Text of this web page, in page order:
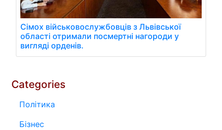
Сімох військовослужбовців з Львівської
області отримали посмертні нагороди у
вигляді орденів.
Categories
Політика
Бізнес